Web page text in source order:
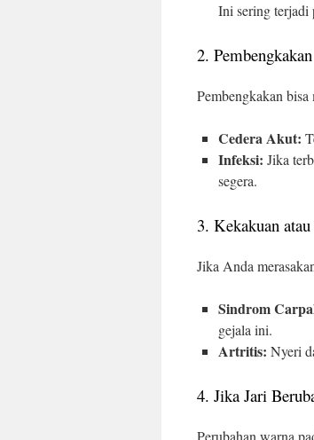
Ini sering terjadi
2. Pembengkakan
Pembengkakan
Cedera Akut:
Infeksi: Jika
segera.
3. Kekakuan
Jika Anda
Sindrom
gejala ini.
Artritis: Nyeri
4. Jika Jari
Perubahan warna